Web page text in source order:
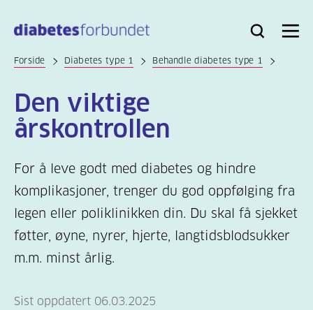
hovedinnhold
Bli
Logg
Søk Meny
Forside Diabetes type 1 Behandle diabetes type 1
Den viktige
årskontrollen
For å leve godt med diabetes og hindre
komplikasjoner, trenger du god oppfølging fra
legen eller poliklinikken din. Du skal få sjekket
føtter, øyne, nyrer, hjerte, langtidsblodsukker
m.m. minst årlig.
Sist oppdatert 06.03.2025